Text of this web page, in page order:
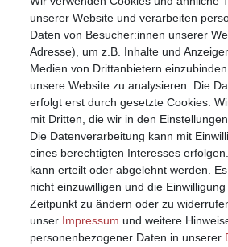
Mein Konto
Registrieren
Anmelden (Login)
Warenkorb
unserer Website und verarbeiten
Daten von Besucher:innen unserer
Adresse), um z.B. Inhalte und
Medien von Drittanbietern
unsere Website zu analysieren. Die
erfolgt erst durch gesetzte Cookies.
mit Dritten, die wir in den
Die Datenverarbeitung kann mit
eines berechtigten Interesses
kann erteilt oder abgelehnt werden.
nicht einzuwilligen und die
Zeitpunkt zu ändern oder zu
unser Impressum und weitere
personenbezogener Daten in unserer